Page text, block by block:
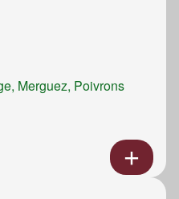
Merguez, Poivrons